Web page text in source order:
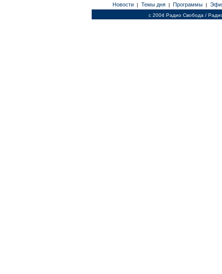
Новости | Темы дня | Программы |
c 2004 Радио Свобода /